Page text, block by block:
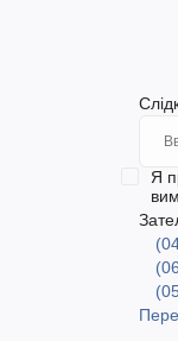
Я